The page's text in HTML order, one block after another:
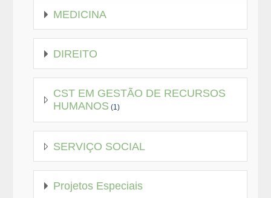
MEDICINA
DIREITO
CST EM GESTÃO DE RECURSOS
HUMANOS (1)
SERVIÇO SOCIAL
Projetos Especiais